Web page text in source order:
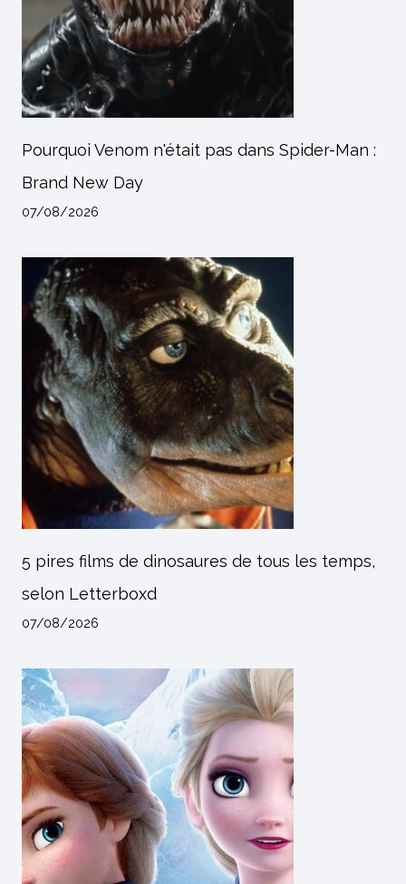
Pourquoi Venom n'était pas dans Spider-Man :
Brand New Day
07/08/2026
5 pires films de dinosaures de tous les temps,
selon Letterboxd
07/08/2026